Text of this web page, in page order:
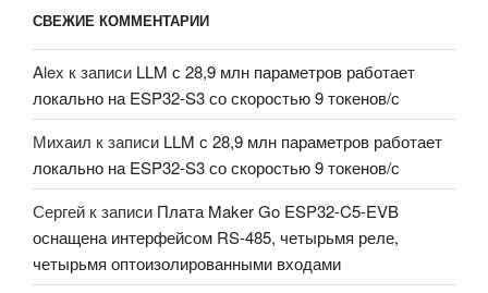
СВЕЖИЕ КОММЕНТАРИИ
Alex к записи LLM с 28,9 млн параметров работает
локально на ESP32-S3 со скоростью 9 токенов/с
Михаил к записи LLM с 28,9 млн параметров работает
локально на ESP32-S3 со скоростью 9 токенов/с
Сергей к записи Плата Maker Go ESP32-C5-EVB
оснащена интерфейсом RS-485, четырьмя реле,
четырьмя оптоизолированными входами